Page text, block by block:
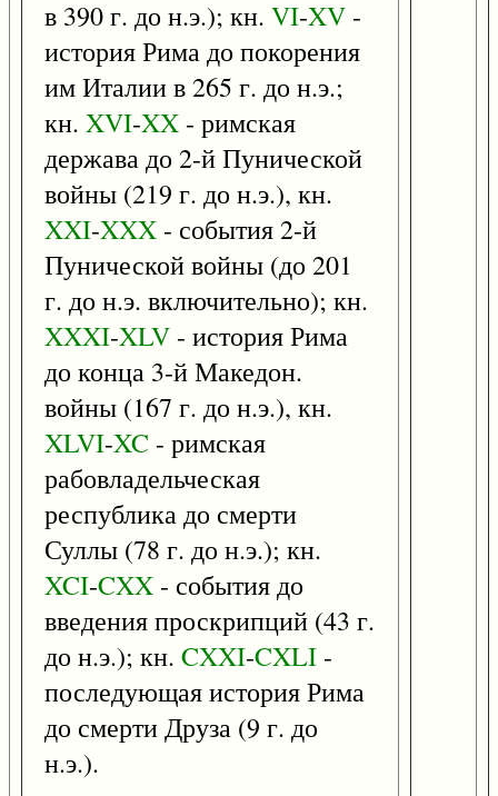
в 390 г. до н.э.); кн. VI-XV -
история Рима до покорения
им Италии в 265 г. до н.э.;
кн. XVI-XX - римская
держава до 2-й Пунической
войны (219 г. до н.э.), кн.
XXI-XXX - события 2-й
Пунической войны (до 201
г. до н.э. включительно); кн.
XXXI-XLV - история Рима
до конца 3-й Македон.
войны (167 г. до н.э.), кн.
XLVI-XC - римская
рабовладельческая
республика до смерти
Суллы (78 г. до н.э.); кн.
XCI-CXX - события до
введения проскрипций (43 г.
до н.э.); кн. CXXI-CXLI -
последующая история Рима
до смерти Друза (9 г. до
н.э.).